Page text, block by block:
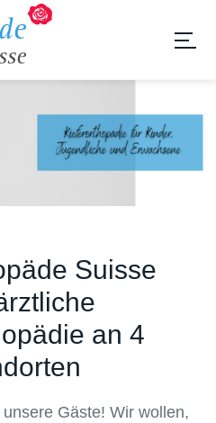
Suisse
an 4
Gäste! Wir wollen,